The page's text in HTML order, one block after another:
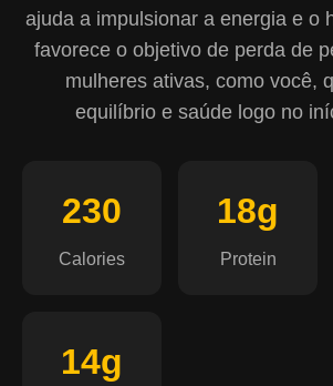
ajuda a impulsionar a energia e o
favorece o objetivo de perda de
mulheres ativas, como você,
equilíbrio e saúde logo no
230
Calories
18g
Protein
14g